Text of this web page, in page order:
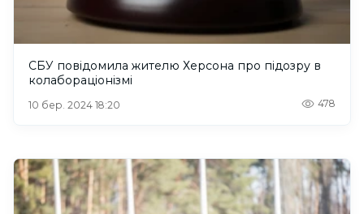
СБУ повідомила жителю Херсона про підозру в
колабораціонізмі
10 бер. 2024 18:20 478